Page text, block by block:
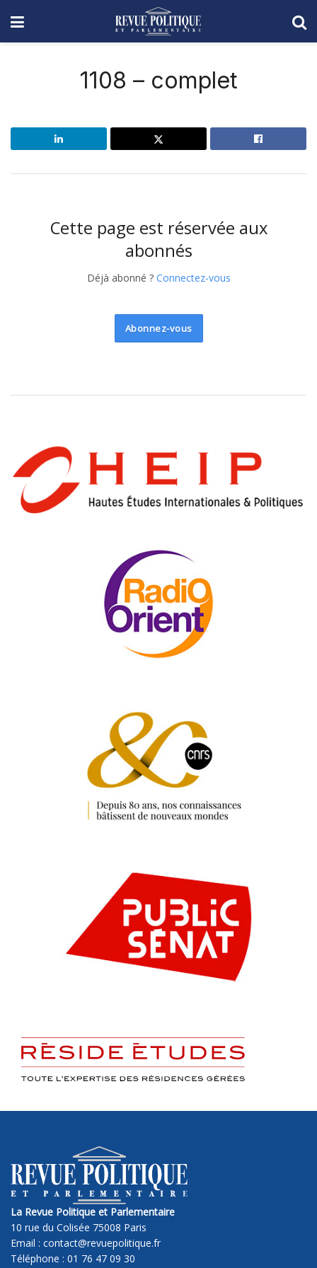
1108 – complet
Cette page est réservée aux
abonnés
Déjà abonné ? Connectez-vous
Abonnez-vous
La Revue Politique et Parlementaire
10 rue du Colisée 75008 Paris
Email : contact@revuepolitique.fr
Téléphone : 01 76 47 09 30